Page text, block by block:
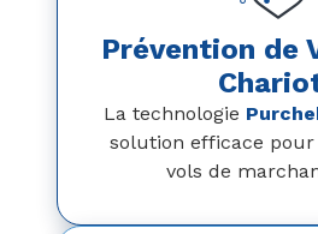
Prévention de
La technologie
solution efficace
vols de